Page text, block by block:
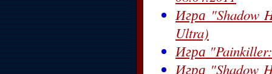
Игра "Shadow
Ultra)
Игра
Игра "Shadow